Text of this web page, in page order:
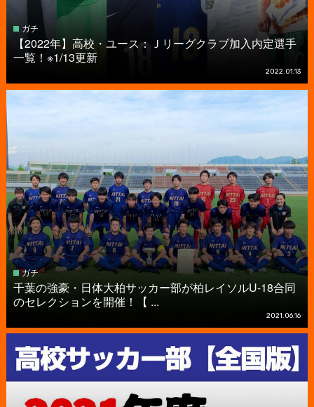
ガチ
【2022年】高校・ユース：Ｊリーグクラブ加入内定選手
一覧！※1/13更新
2022.01.13
ガチ
千葉の強豪・日体大柏サッカー部が柏レイソルU-18合同
のセレクションを開催！【 ...
2021.06.16